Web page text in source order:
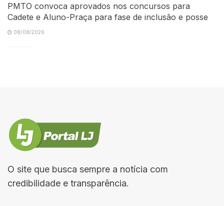
PMTO convoca aprovados nos concursos para
Cadete e Aluno-Praça para fase de inclusão e posse
08/08/2026
O site que busca sempre a notícia com
credibilidade e transparência.